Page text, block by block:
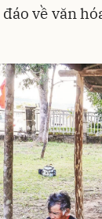
về văn